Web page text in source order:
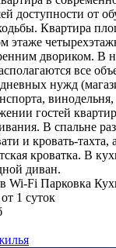
доступности от
Квартира
этаже
двориком. В
все
нужд
гостей
В спальне
и кровать-тахта,
кроватка. В
диван.
Wi-Fi Парковка
1 суток